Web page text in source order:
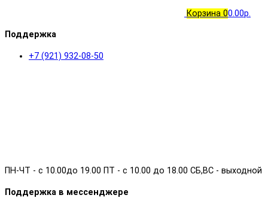
Корзина 00.00р.
Поддержка
+7 (921) 932-08-50
ПН-ЧТ - с 10.00до 19.00 ПТ - с 10.00 до 18.00 СБ,ВС - выходной
Поддержка в мессенджере